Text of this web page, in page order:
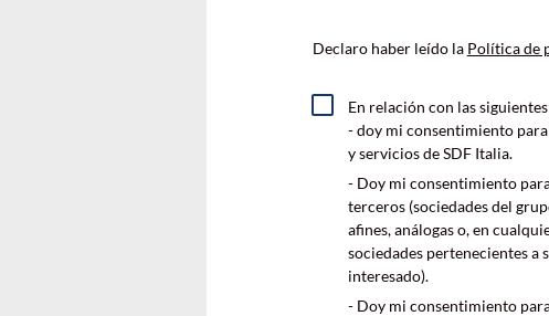
Declaro haber leído la Política de
En relación con las
- doy mi consentimiento
y servicios de SDF Italia.
- Doy mi consentimiento
terceros (sociedades del
afines, análogas o, en
sociedades pertenecientes a
interesado).
- Doy mi consentimiento